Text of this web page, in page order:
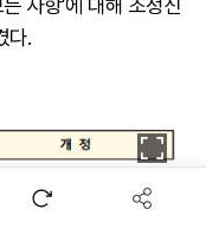
사항'에 대해 조정신
다.